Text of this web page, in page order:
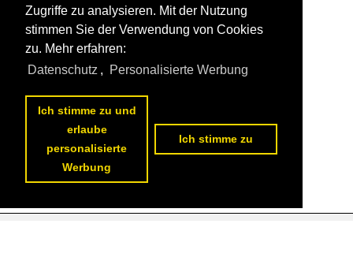
Zugriffe zu analysieren. Mit der Nutzung
stimmen Sie der Verwendung von Cookies
zu. Mehr erfahren:
Datenschutz , Personalisierte Werbung
Ich stimme zu und
erlaube
personalisierte
Werbung
Ich stimme zu